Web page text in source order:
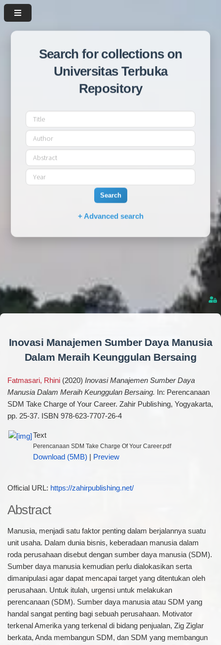
Search for collections on
Universitas Terbuka
Repository
Search
+ Advanced search
Inovasi Manajemen Sumber Daya Manusia
Dalam Meraih Keunggulan Bersaing
Fatmasari, Rhini(2020) Inovasi Manajemen Sumber Daya
Manusia Dalam Meraih Keunggulan Bersaing. In: Perencanaan
SDM Take Charge of Your Career. Zahir Publishing, Yogyakarta,
pp. 25-37. ISBN 978-623-7707-26-4
Text
Perencanaan SDM Take Charge Of Your Career.pdf
Download (5MB) Preview
Official URL: https://zahirpublishing.net/
Abstract
Manusia, menjadi satu faktor penting dalam berjalannya suatu
unit usaha. Dalam dunia bisnis, keberadaan manusia dalam
roda perusahaan disebut dengan sumber daya manusia (SDM).
Sumber daya manusia kemudian perlu dialokasikan serta
dimanipulasi agar dapat mencapai target yang ditentukan oleh
perusahaan. Untuk itulah, urgensi untuk melakukan
perencanaan (SDM). Sumber daya manusia atau SDM yang
handal sangat penting bagi sebuah perusahaan. Motivator
terkenal Amerika yang terkenal di bidang penjualan, Zig Ziglar
berkata, Anda membangun SDM, dan SDM yang membangun